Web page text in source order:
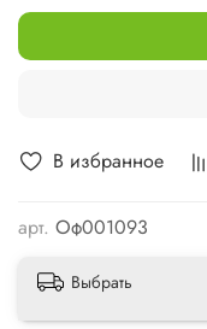
В избранное
арт. Оф001093
Выбрать